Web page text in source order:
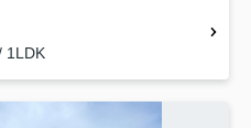
1LDK